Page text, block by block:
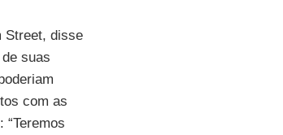
Street, disse
suas
com as